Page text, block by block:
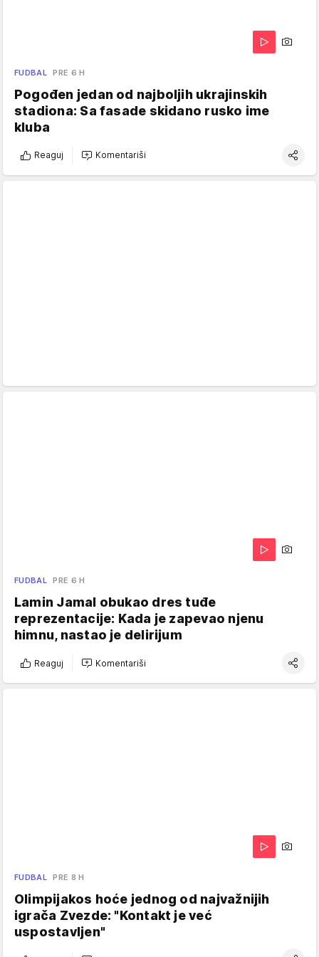
FUDBAL PRE 6 H
Pogođen jedan od najboljih ukrajinskih
stadiona: Sa fasade skidano rusko ime
kluba
Reaguj Komentariši
FUDBAL PRE 6 H
Lamin Jamal obukao dres tuđe
reprezentacije: Kada je zapevao njenu
himnu, nastao je delirijum
Reaguj Komentariši
FUDBAL PRE 8 H
Olimpijakos hoće jednog od najvažnijih
igrača Zvezde: "Kontakt je već
uspostavljen"